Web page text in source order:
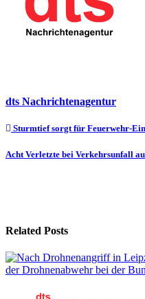
dts Nachrichtenagentur
Beitragsnavigation
Sturmtief sorgt für Feuerwehr-
Acht Verletzte bei Verkehrsunfall
Related Posts